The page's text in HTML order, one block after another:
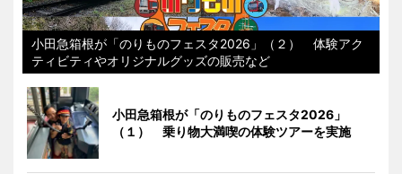
小田急箱根が「のりものフェスタ2026」（２） 体験アク
ティビティやオリジナルグッズの販売など
小田急箱根が「のりものフェスタ2026」
（１） 乗り物大満喫の体験ツアーを実施